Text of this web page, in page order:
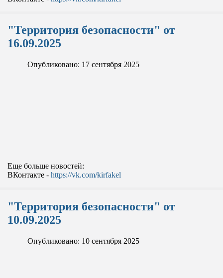
"Территория безопасности" от
16.09.2025
Опубликовано: 17 сентября 2025
Еще больше новостей:
ВКонтакте - https://vk.com/kirfakel
"Территория безопасности" от
10.09.2025
Опубликовано: 10 сентября 2025